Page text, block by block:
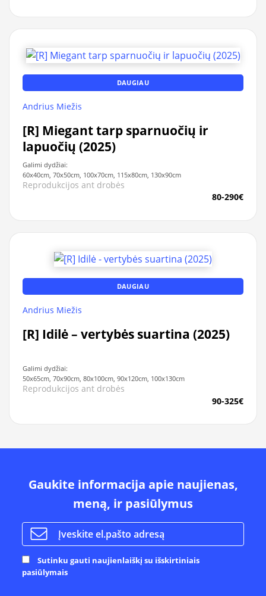
DAUGIAU
Andrius Miežis
[R] Miegant tarp sparnuočių ir
lapuočių (2025)
Galimi dydžiai:
60x40cm, 70x50cm, 100x70cm, 115x80cm, 130x90cm
Reprodukcijos ant drobės
80-290€
DAUGIAU
Andrius Miežis
[R] Idilė – vertybės suartina (2025)
Galimi dydžiai:
50x65cm, 70x90cm, 80x100cm, 90x120cm, 100x130cm
Reprodukcijos ant drobės
90-325€
Gaukite informacija apie naujienas,
meną, ir pasiūlymus
Sutinku gauti naujienlaiškį su išskirtiniais
pasiūlymais